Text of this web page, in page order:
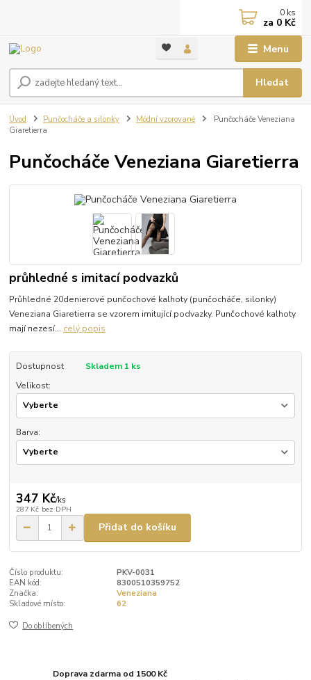
Menu
Hledat
0 ks
za 0 Kč
Úvod Punčocháče a silonky Módní vzorované
Punčocháče Veneziana
Giaretierra
Punčocháče Veneziana Giaretierra
průhledné s imitací podvazků
Průhledné 20denierové punčochové kalhoty (punčocháče, silonky)
Veneziana Giaretierra se vzorem imitující podvazky. Punčochové kalhoty
mají nezesí... celý popis
Dostupnost
Skladem 1 ks
Velikost:
Barva:
347 Kč/ks
287 Kč bez DPH
Přidat do košíku
Číslo produktu:
PKV-0031
EAN kód:
8300510359752
Značka:
Veneziana
Skladové místo:
62
Do oblíbených
Doprava zdarma od 1500 Kč